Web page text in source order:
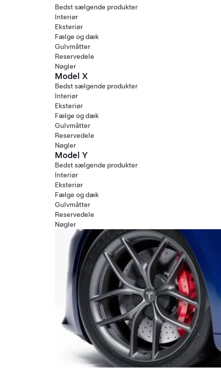
Bedst sælgende produkter
Interiør
Eksteriør
Fælge og dæk
Gulvmåtter
Reservedele
Nøgler
Model X
Bedst sælgende produkter
Interiør
Eksteriør
Fælge og dæk
Gulvmåtter
Reservedele
Nøgler
Model Y
Bedst sælgende produkter
Interiør
Eksteriør
Fælge og dæk
Gulvmåtter
Reservedele
Nøgler